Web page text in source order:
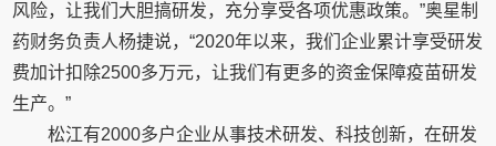
风险，让我们大胆搞研发，充分享受各项优惠政策。”奥星制
药财务负责人杨捷说，“2020年以来，我们企业累计享受研发
费加计扣除2500多万元，让我们有更多的资金保障疫苗研发
生产。”
松江有2000多户企业从事技术研发、科技创新，在研发